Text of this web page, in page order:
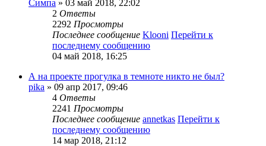
Симпа » 03 май 2018, 22:02
2 Ответы
2292 Просмотры
Последнее сообщение Klooni Перейти к
последнему сообщению
04 май 2018, 16:25
А на проекте прогулка в темноте никто не был?
pika » 09 апр 2017, 09:46
4 Ответы
2241 Просмотры
Последнее сообщение annetkas Перейти к
последнему сообщению
14 мар 2018, 21:12